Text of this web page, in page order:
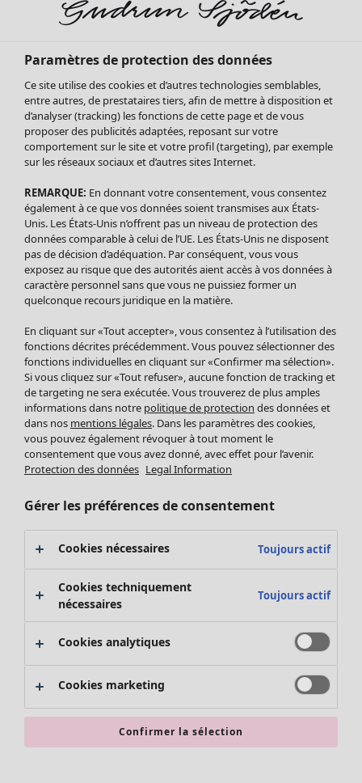
Soldes Vêtements
Tous les vêtements
Robes
Tuniques
Blouses
Tops
Gilets
Pantalon
Jupes
Leggings et collants
Accessoires
Chaussures
Vêtements de bain
Basics
Soldes Mobilier
Bonnes affaires déco
Décoration
Textiles
Tapis
Éponge
Promos SOLDES
Les promos de Gudrun Sjödén
Nouvel arrivage
Bonnes affaires en soldes - jusqu'à -70
Paramètres de protection des données
Ce site utilise des cookies et d’autres technologies semblables,
entre autres, de prestataires tiers, afin de mettre à disposition et
d’analyser (tracking) les fonctions de cette page et de vous
proposer des publicités adaptées, reposant sur votre
comportement sur le site et votre profil (targeting), par exemple
sur les réseaux sociaux et d’autres sites Internet.
REMARQUE: En donnant votre consentement, vous consentez
également à ce que vos données soient transmises aux États-
Unis. Les États-Unis n’offrent pas un niveau de protection des
données comparable à celui de l’UE. Les États-Unis ne disposent
pas de décision d’adéquation. Par conséquent, vous vous
exposez au risque que des autorités aient accès à vos données à
caractère personnel sans que vous ne puissiez former un
quelconque recours juridique en la matière.
En cliquant sur «Tout accepter», vous consentez à l’utilisation des
fonctions décrites précédemment. Vous pouvez sélectionner des
fonctions individuelles en cliquant sur «Confirmer ma sélection».
Si vous cliquez sur «Tout refuser», aucune fonction de tracking et
de targeting ne sera exécutée. Vous trouverez de plus amples
informations dans notre politique de protection des données et
dans nos mentions légales. Dans les paramètres des cookies,
vous pouvez également révoquer à tout moment le
consentement que vous avez donné, avec effet pour l’avenir.
Protection des données Legal Information
Gérer les préférences de consentement
Cookies nécessaires Toujours actif
Cookies techniquement
nécessaires
Toujours actif
Cookies analytiques
Cookies marketing
Confirmer la sélection